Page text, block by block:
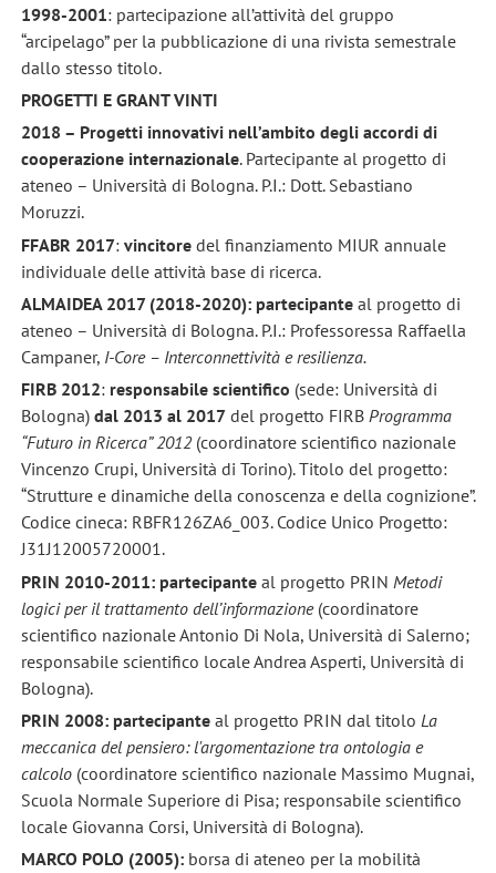
1998-2001: partecipazione all’attività del gruppo
“arcipelago” per la pubblicazione di una rivista semestrale
dallo stesso titolo.
PROGETTI E GRANT VINTI
2018 – Progetti innovativi nell’ambito degli accordi di
cooperazione internazionale. Partecipante al progetto di
ateneo – Università di Bologna. P.I.: Dott. Sebastiano
Moruzzi.
FFABR 2017: vincitoredel finanziamento MIUR annuale
individuale delle attività base di ricerca.
ALMAIDEA 2017(2018-2020): partecipanteal progetto di
ateneo – Università di Bologna. P.I.: Professoressa Raffaella
Campaner, I-Core – Interconnettività e resilienza.
FIRB 2012: responsabile scientifico (sede: Università di
Bologna) dal 2013 al 2017del progetto FIRB Programma
“Futuro in Ricerca” 2012(coordinatore scientifico nazionale
Vincenzo Crupi, Università di Torino). Titolo del progetto:
“Strutture e dinamiche della conoscenza e della cognizione”.
Codice cineca: RBFR126ZA6_003. Codice Unico Progetto:
J31J12005720001.
PRIN 2010-2011: partecipanteal progetto PRIN Metodi
logici per il trattamento dell’informazione(coordinatore
scientifico nazionale Antonio Di Nola, Università di Salerno;
responsabile scientifico locale Andrea Asperti, Università di
Bologna).
PRIN 2008: partecipante al progetto PRIN dal titolo La
meccanica del pensiero: l'argomentazione tra ontologia e
calcolo(coordinatore scientifico nazionale Massimo Mugnai,
Scuola Normale Superiore di Pisa; responsabile scientifico
locale Giovanna Corsi, Università di Bologna).
MARCO POLO (2005): borsa di ateneo per la mobilità